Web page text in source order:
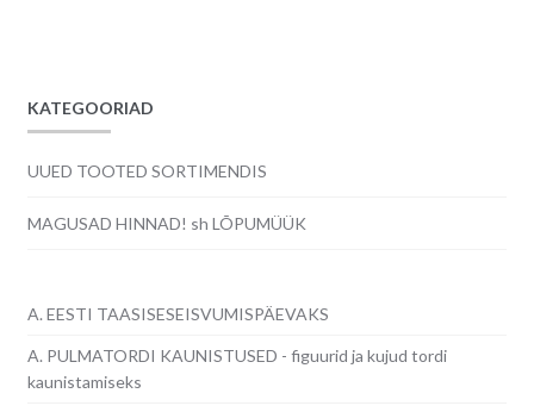
KATEGOORIAD
UUED TOOTED SORTIMENDIS
MAGUSAD HINNAD! sh LÕPUMÜÜK
A. EESTI TAASISESEISVUMISPÄEVAKS
A. PULMATORDI KAUNISTUSED - figuurid ja kujud tordi
kaunistamiseks